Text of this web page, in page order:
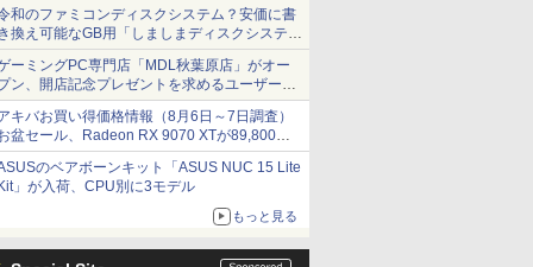
和のファミコンディスクシステム？安価に書
換え可能なGB用「しましまディスクシステ
」
ーミングPC専門店「MDL秋葉原店」がオー
ン、開店記念プレゼントを求めるユーザーが
し寄せ長蛇の列に
キバお買い得価格情報（8月6日～7日調査）
盆セール、Radeon RX 9070 XTが89,800
、水平周波数24.8kHz対応の17型モニターが
円、暑さ指数連動セール ほか
のベアボーンキット「ASUS NUC 15 Lite
」が入荷、CPU別に3モデル
もっと見る